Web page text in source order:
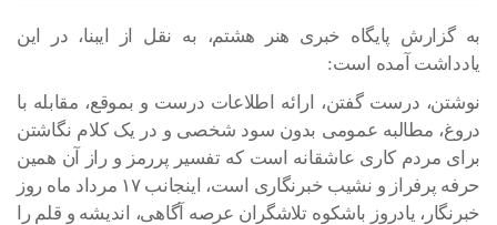
به گزارش پایگاه خبری هنر هشتم، به نقل از ایبنا، در این
یادداشت آمده است:
نوشتن، درست گفتن، ارائه اطلاعات درست و بموقع، مقابله با
دروغ، مطالبه عمومی بدون سود شخصی و در یک کلام نگاشتن
برای مردم کاری عاشقانه است که تفسیر پررمز و راز آن همین
حرفه پرفراز و نشیب خبرنگاری است، اینجانب ۱۷ مرداد ماه روز
خبرنگار، یادروز باشکوه تلاشگران عرصه آگاهی، اندیشه و قلم را